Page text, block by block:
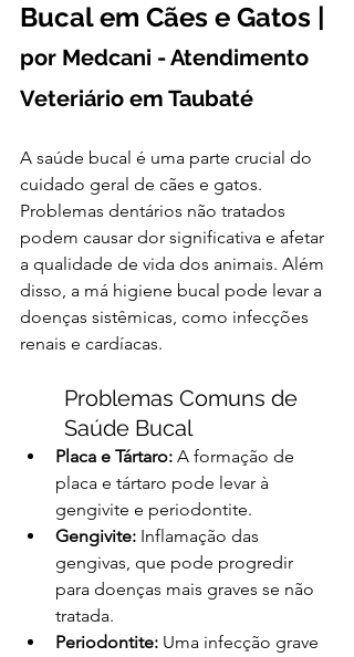
Bucal em Cães e Gatos |
por Medcani - Atendimento
Veteriário em Taubaté
A saúde bucal é uma parte crucial do
cuidado geral de cães e gatos.
Problemas dentários não tratados
podem causar dor significativa e afetar
a qualidade de vida dos animais. Além
disso, a má higiene bucal pode levar a
doenças sistêmicas, como infecções
renais e cardíacas.
Problemas Comuns de
Saúde Bucal
Placa e Tártaro: A formação de
placa e tártaro pode levar à
gengivite e periodontite.
Gengivite: Inflamação das
gengivas, que pode progredir
para doenças mais graves se não
tratada.
Periodontite: Uma infecção grave